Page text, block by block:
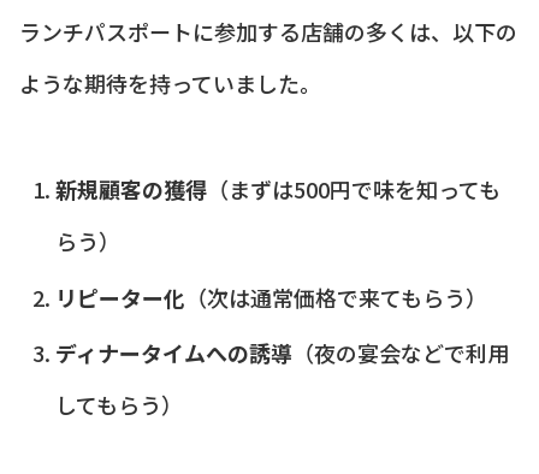
ランチパスポートに参加する店舗の多くは、以下の
ような期待を持っていました。
新規顧客の獲得（まずは500円で味を知っても
らう）
リピーター化 （次は通常価格で来てもらう）
ディナータイムへの誘導 （夜の宴会などで利用
してもらう）